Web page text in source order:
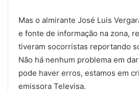
Mas o almirante José Luis
e fonte de informação na zona,
tiveram socorristas reportando
Não há nenhum problema em
pode haver erros, estamos em
emissora Televisa.